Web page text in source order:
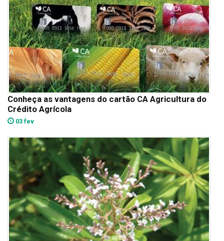
Conheça as vantagens do cartão CA Agricultura do
Crédito Agrícola
03 fev